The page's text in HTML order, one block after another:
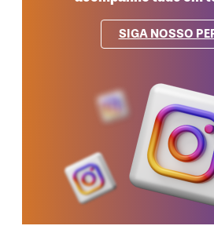
SIGA NOSSO